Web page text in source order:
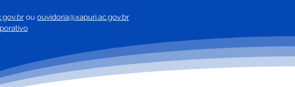
ou ouvidoria@xapuri.ac.gov.br